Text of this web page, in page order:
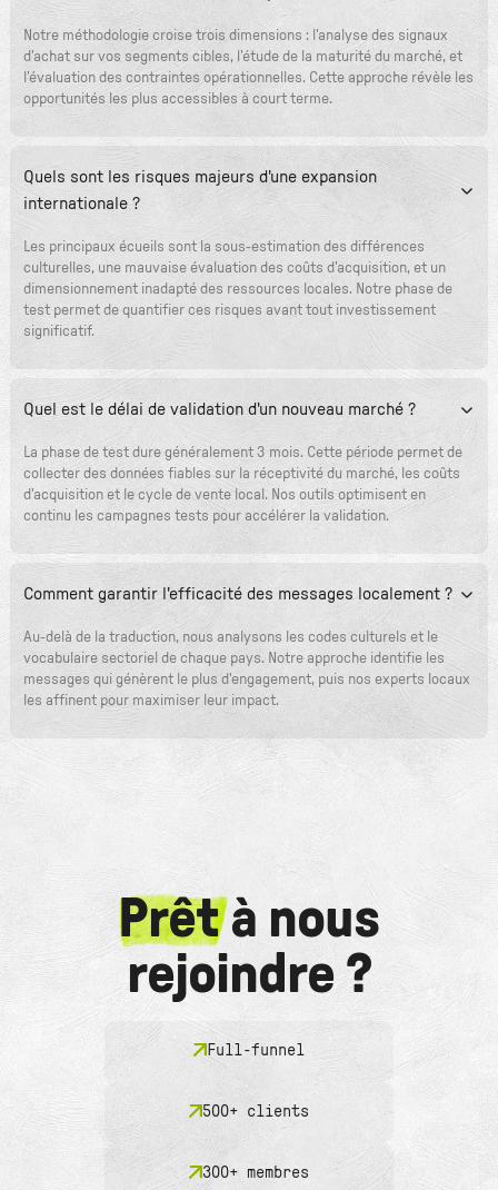
Notre méthodologie croise trois dimensions : l'analyse des signaux
d'achat sur vos segments cibles, l'étude de la maturité du marché, et
l'évaluation des contraintes opérationnelles. Cette approche révèle les
opportunités les plus accessibles à court terme.
Quels sont les risques majeurs d'une expansion
internationale ?
Les principaux écueils sont la sous-estimation des différences
culturelles, une mauvaise évaluation des coûts d'acquisition, et un
dimensionnement inadapté des ressources locales. Notre phase de
test permet de quantifier ces risques avant tout investissement
significatif.
Quel est le délai de validation d'un nouveau marché ?
La phase de test dure généralement 3 mois. Cette période permet de
collecter des données fiables sur la réceptivité du marché, les coûts
d'acquisition et le cycle de vente local. Nos outils optimisent en
continu les campagnes tests pour accélérer la validation.
Comment garantir l'efficacité des messages localement ?
Au-delà de la traduction, nous analysons les codes culturels et le
vocabulaire sectoriel de chaque pays. Notre approche identifie les
messages qui génèrent le plus d'engagement, puis nos experts locaux
les affinent pour maximiser leur impact.
Prêtà nous
rejoindre ?
Full-funnel
500+ clients
300+ membres